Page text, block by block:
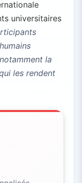
universitaires
la
les rendent